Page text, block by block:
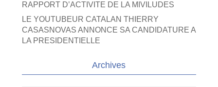
RAPPORT D’ACTIVITE DE LA MIVILUDES
LE YOUTUBEUR CATALAN THIERRY
CASASNOVAS ANNONCE SA CANDIDATURE A
LA PRESIDENTIELLE
Archives